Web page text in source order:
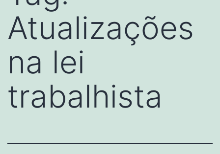
Atualizações
na lei
trabalhista